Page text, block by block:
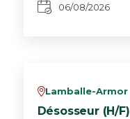
06/08/2026
vLamballe-Armor
Désosseur (H/F)